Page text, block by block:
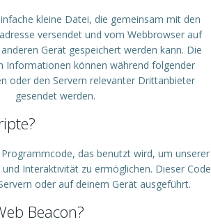
kleine Datei, die gemeinsam mit den
versendet und vom Webbrowser auf
Gerät gespeichert werden kann. Die
Informationen können während folgender
oder den Servern relevanter Drittanbieter
gesendet werden.
Programmcode, das benutzt wird, um unserer
Interaktivität zu ermöglichen. Dieser Code
oder auf deinem Gerät ausgeführt.
Beacon?